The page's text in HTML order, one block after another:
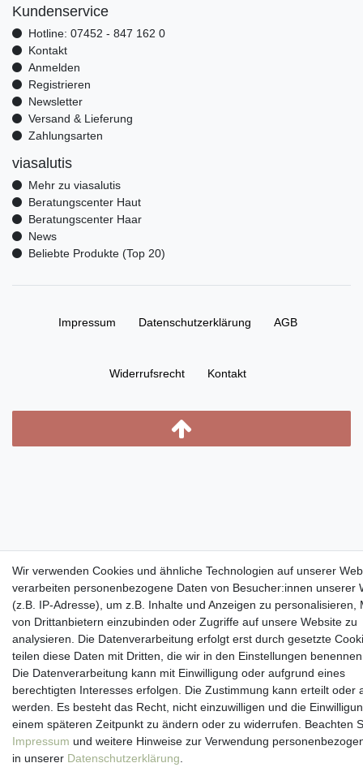
Kundenservice
Hotline: 07452 - 847 162 0
Kontakt
Anmelden
Registrieren
Newsletter
Versand & Lieferung
Zahlungsarten
viasalutis
Mehr zu viasalutis
Beratungscenter Haut
Beratungscenter Haar
News
Beliebte Produkte (Top 20)
Wir verwenden Cookies und ähnliche Technologien auf unserer
verarbeiten personenbezogene Daten von Besucher:innen unserer
(z.B. IP-Adresse), um z.B. Inhalte und Anzeigen zu personalisieren,
von Drittanbietern einzubinden oder Zugriffe auf unsere Website zu
analysieren. Die Datenverarbeitung erfolgt erst durch gesetzte
teilen diese Daten mit Dritten, die wir in den Einstellungen
Die Datenverarbeitung kann mit Einwilligung oder aufgrund eines
berechtigten Interesses erfolgen. Die Zustimmung kann erteilt oder
werden. Es besteht das Recht, nicht einzuwilligen und die
einem späteren Zeitpunkt zu ändern oder zu widerrufen. Beachten
Impressum und weitere Hinweise zur Verwendung
in unserer Daten­schutz­erklärung
Impressum Daten­schutz­erklärung AGB
Widerrufs­recht Kontakt